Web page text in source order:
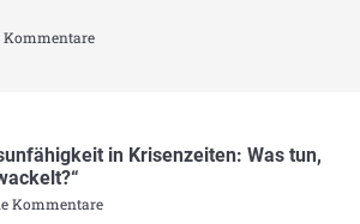
Kommentare
in Krisenzeiten: Was tun,
Kommentare